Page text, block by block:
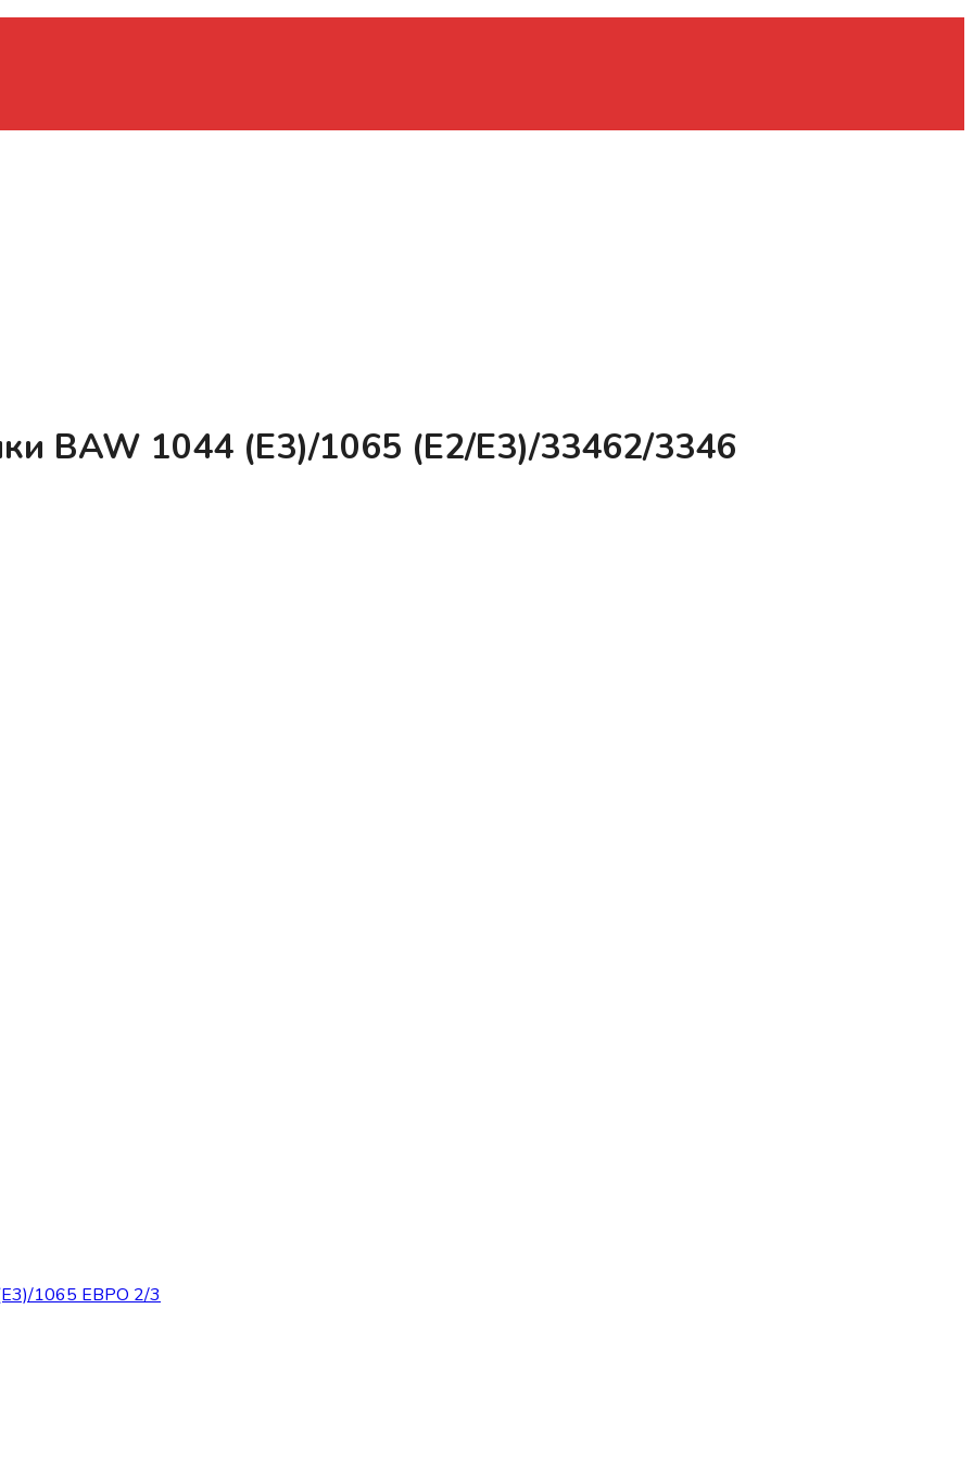
BAW 1044 (Е3)/1065 (Е2/Е3)/33462/3346
1065 ЕВРО 2/3